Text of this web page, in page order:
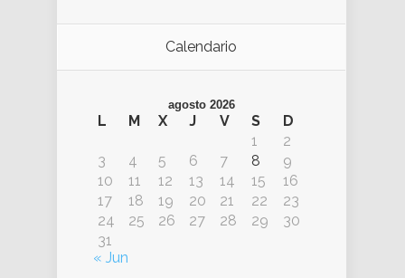
Calendario
agosto 2026
L M X J V S
D
1
2
3
4 5 6 7 8
9
10
11 12 13 14 15
16
17
18 19 20 21 22
23
24
25 26 27 28 29
30
31
« Jun